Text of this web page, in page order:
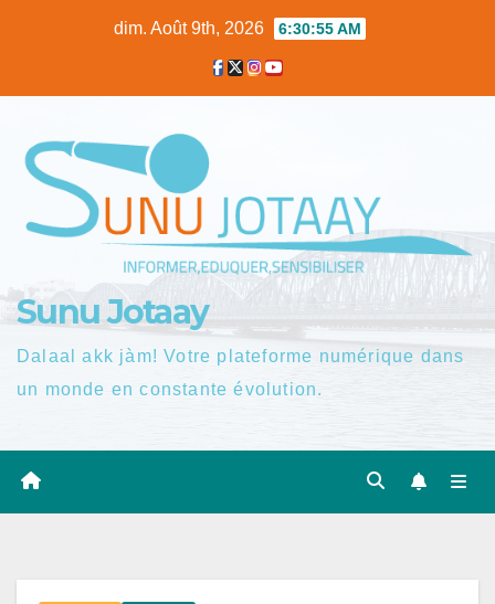
dim. Août 9th, 2026 6:30:55 AM
Sunu Jotaay
Dalaal akk jàm! Votre plateforme numérique dans
un monde en constante évolution.